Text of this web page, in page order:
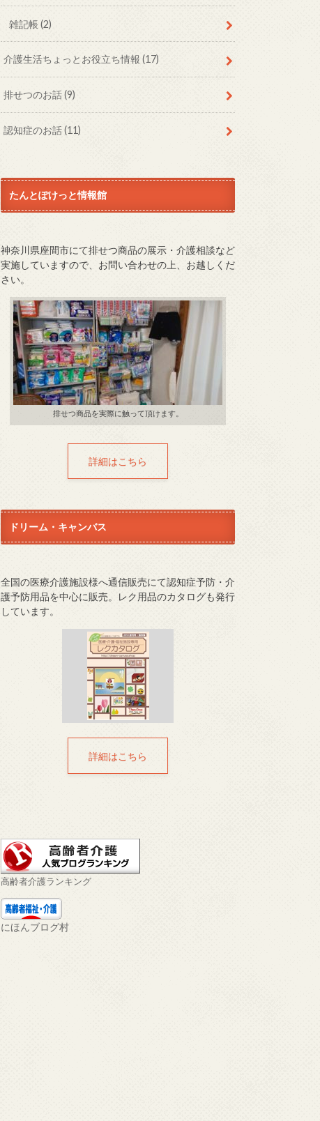
雑記帳 (2)
介護生活ちょっとお役立ち情報(17)
排せつのお話(9)
認知症のお話(11)
たんとぽけっと情報館
神奈川県座間市にて排せつ商品の展示・介護相談など
実施していますので、お問い合わせの上、お越しくだ
さい。
排せつ商品を実際に触って頂けます。
詳細はこちら
ドリーム・キャンバス
全国の医療介護施設様へ通信販売にて認知症予防・介
護予防用品を中心に販売。レク用品のカタログも発行
しています。
詳細はこちら
高齢者介護ランキング
にほんブログ村